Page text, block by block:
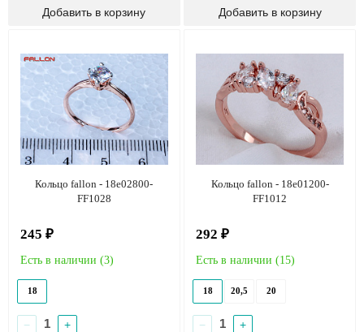
Кольцо fallon - 18e02800-
FF1028
245 ₽
Есть в наличии (3)
18
− +
Кольцо fallon - 18e01200-
FF1012
292 ₽
Есть в наличии (15)
18 20,5 20
− +